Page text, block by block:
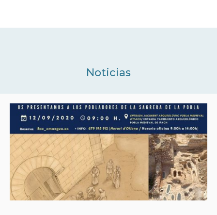
Noticias